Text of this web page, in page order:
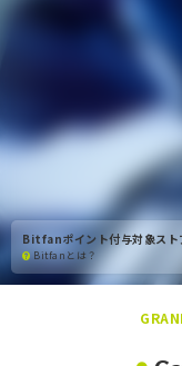
Bitfanポイント付与対象スト
Bitfanとは？